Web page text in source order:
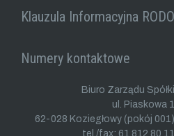
Klauzula Informacyjna RODO
Numery kontaktowe
Biuro Zarządu Spółki
ul. Piaskowa 1
62-028 Koziegłowy (pokój 001)
tel./fax: 61 812 80 11